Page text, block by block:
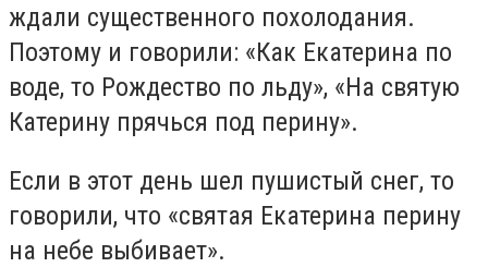
ждали существенного похолодания.
Поэтому и говорили: «Как Екатерина по
воде, то Рождество по льду», «На святую
Катерину прячься под перину».
Если в этот день шел пушистый снег, то
говорили, что «святая Екатерина перину
на небе выбивает».